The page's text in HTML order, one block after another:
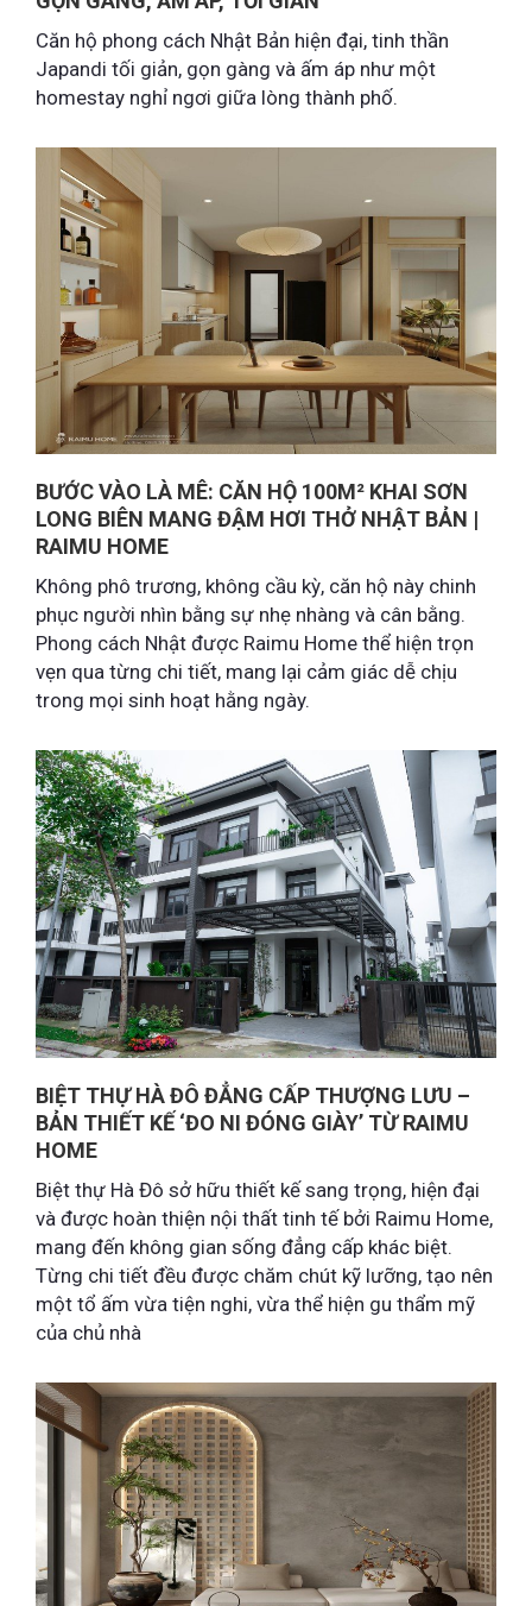
Căn hộ phong cách Nhật Bản hiện đại, tinh thần
Japandi tối giản, gọn gàng và ấm áp như một
homestay nghỉ ngơi giữa lòng thành phố.
BƯỚC VÀO LÀ MÊ: CĂN HỘ 100M² KHAI SƠN
LONG BIÊN MANG ĐẬM HƠI THỞ NHẬT BẢN |
RAIMU HOME
Không phô trương, không cầu kỳ, căn hộ này chinh
phục người nhìn bằng sự nhẹ nhàng và cân bằng.
Phong cách Nhật được Raimu Home thể hiện trọn
vẹn qua từng chi tiết, mang lại cảm giác dễ chịu
trong mọi sinh hoạt hằng ngày.
BIỆT THỰ HÀ ĐÔ ĐẲNG CẤP THƯỢNG LƯU –
BẢN THIẾT KẾ ‘ĐO NI ĐÓNG GIÀY’ TỪ RAIMU
HOME
Biệt thự Hà Đô sở hữu thiết kế sang trọng, hiện đại
và được hoàn thiện nội thất tinh tế bởi Raimu Home,
mang đến không gian sống đẳng cấp khác biệt.
Từng chi tiết đều được chăm chút kỹ lưỡng, tạo nên
một tổ ấm vừa tiện nghi, vừa thể hiện gu thẩm mỹ
của chủ nhà